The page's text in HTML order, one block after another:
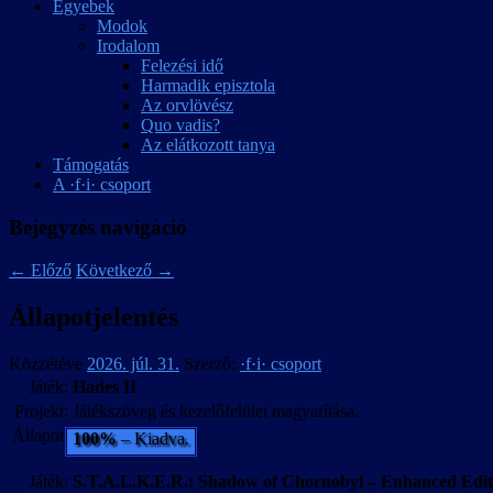
Egyebek
Modok
Irodalom
Felezési idő
Harmadik episztola
Az orvlövész
Quo vadis?
Az elátkozott tanya
Támogatás
A ·f·i· csoport
Bejegyzés navigáció
← Előző Következő →
Állapotjelentés
Közzétéve 2026. júl. 31. Szerző: ·f·i· csoport
Játék: Hades II
Projekt: Játékszöveg és kezelőfelület magyarítása.
Állapot: 100%– Kiadva.
Játék: S.T.A.L.K.E.R.: Shadow of Chornobyl – Enhanced